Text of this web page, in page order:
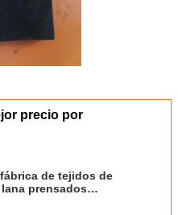
precio por
de tejidos de
prensados